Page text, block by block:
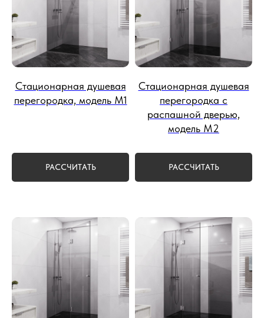
Стационарная душевая
перегородка, модель М1
РАССЧИТАТЬ
Стационарная душевая
перегородка с
распашной дверью,
модель М2
РАССЧИТАТЬ